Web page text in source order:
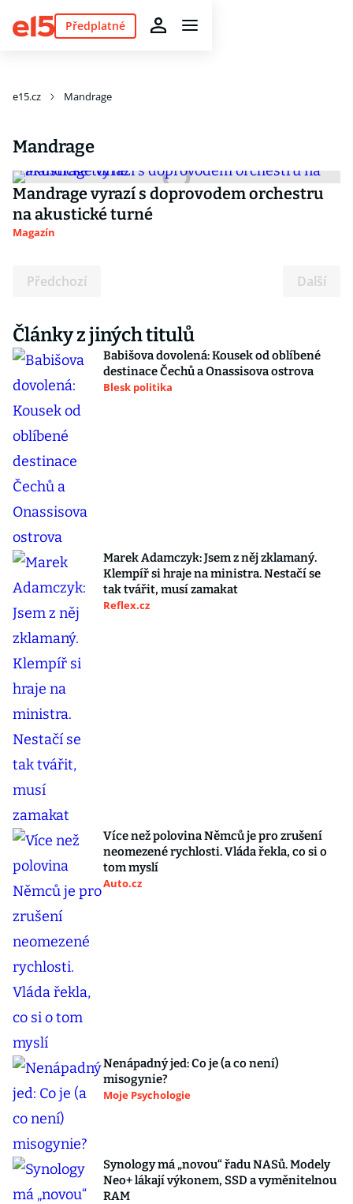
Předplatné
e15.cz Mandrage
Mandrage
Mandrage vyrazí s doprovodem orchestru
na akustické turné
Magazín
Předchozí Další
Články z jiných titulů
Babišova dovolená: Kousek od oblíbené
destinace Čechů a Onassisova ostrova
Blesk politika
Marek Adamczyk: Jsem z něj zklamaný.
Klempíř si hraje na ministra. Nestačí se
tak tvářit, musí zamakat
Reflex.cz
Více než polovina Němců je pro zrušení
neomezené rychlosti. Vláda řekla, co si o
tom myslí
Auto.cz
Nenápadný jed: Co je (a co není)
misogynie?
Moje Psychologie
Synology má „novou“ řadu NASů. Modely
Neo+ lákají výkonem, SSD a vyměnitelnou
RAM